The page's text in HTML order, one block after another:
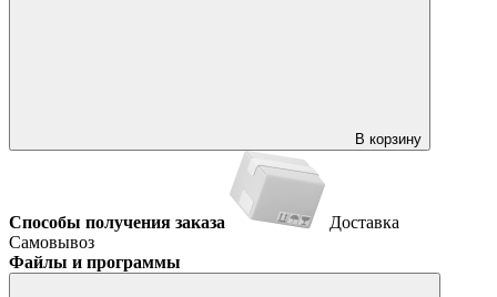
В корзину
Способы получения заказа
Доставка
Самовывоз
Файлы и программы